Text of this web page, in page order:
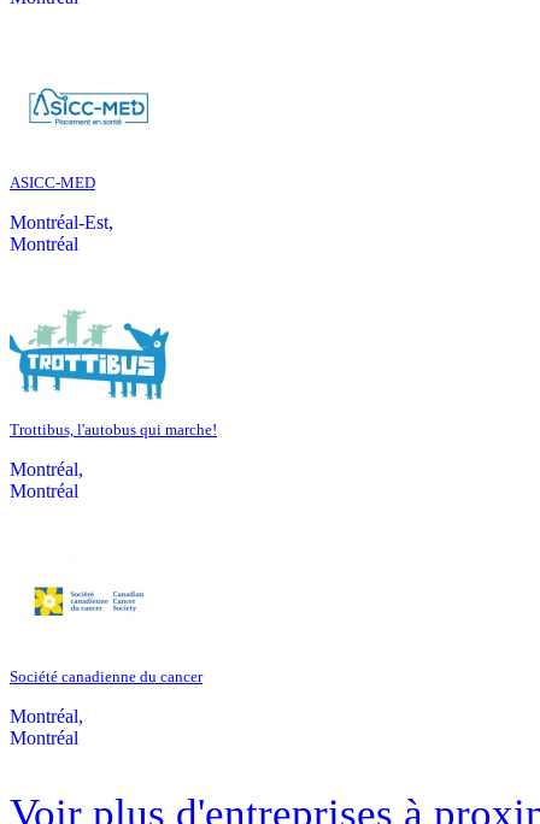
ASICC-MED
Montréal-Est,
Montréal
Trottibus, l'autobus qui marche!
Montréal,
Montréal
Société canadienne du cancer
Montréal,
Montréal
Voir plus d'entreprises à